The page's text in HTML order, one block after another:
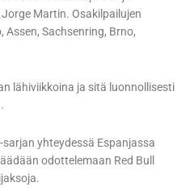
Martin. Osakilpailujen
Sachsenring, Brno,
lähiviikkoina ja sitä luonnollisesti
yhteydessä Espanjassa
odottelemaan Red Bull